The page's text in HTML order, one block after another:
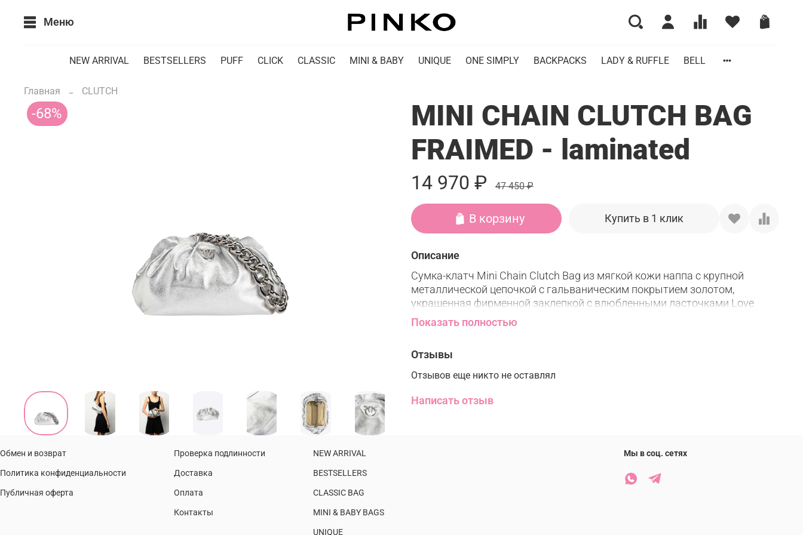
Меню
NEW ARRIVAL BESTSELLERS PUFF CLICK CLASSIC MINI & BABY UNIQUE ONE SIMPLY BACKPACKS LADY & RUFFLE BELL
Главная CLUTCH
-68%
MINI CHAIN CLUTCH BAG
FRAIMED - laminated
14 970 ₽ 47 450 ₽
В корзину Купить в 1 клик
Описание
Сумка-клатч Mini Chain Clutch Bag из мягкой кожи наппа с крупной
металлической цепочкой с гальваническим покрытием золотом,
украшенная фирменной заклепкой с влюбленными ласточками Love
Birds. Внутри сумка обшита микрофиброй. Проверьте подлинность своей
Стирка и уход:
Запрещено обрабатывать средствами, содержащими хлор
Показать полностью
Отзывы
Отзывов еще никто не оставлял
Написать отзыв
Обмен и возврат
Политика конфиденциальности
Публичная оферта
Проверка подлинности
Доставка
Оплата
Контакты
NEW ARRIVAL
BESTSELLERS
CLASSIC BAG
MINI & BABY BAGS
UNIQUE
Мы в соц. сетях